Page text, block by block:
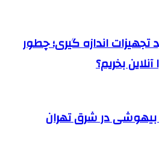
تجهیزات اندازه گیری؛ چطور
بخریم؟
در شرق تهران